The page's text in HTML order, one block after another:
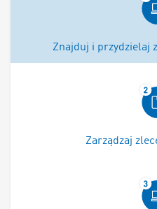
Znajduj i przydzielaj
Zarządzaj